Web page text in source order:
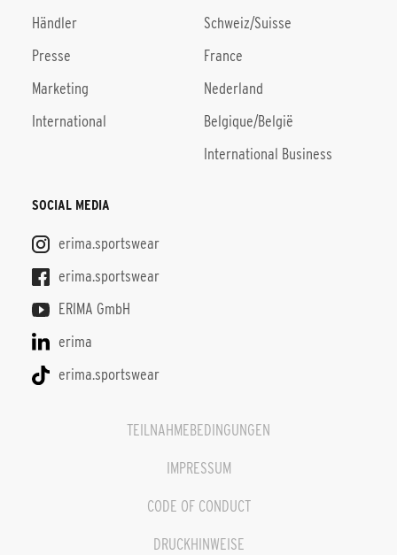
Händler
Presse
Marketing
International
Schweiz/Suisse
France
Nederland
Belgique/België
International Business
SOCIAL MEDIA
erima.sportswear
erima.sportswear
ERIMA GmbH
erima
erima.sportswear
TEILNAHMEBEDINGUNGEN
IMPRESSUM
CODE OF CONDUCT
DRUCKHINWEISE